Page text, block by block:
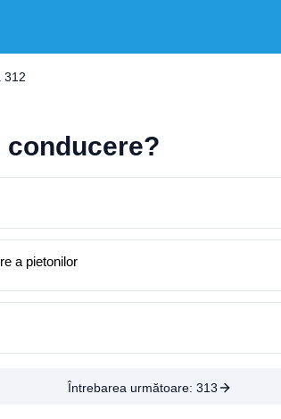
312
conducere?
a pietonilor
Întrebarea următoare: 313